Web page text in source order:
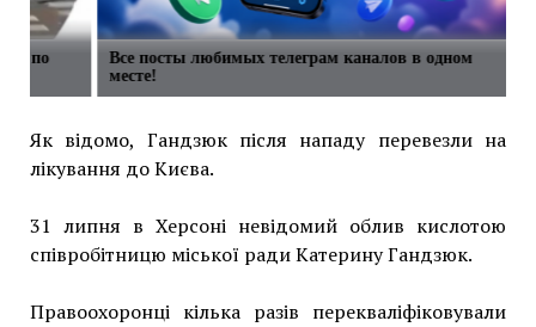
по
Все посты любимых телеграм каналов в одном
месте!
Як відомо, Гандзюк після нападу перевезли на
лікування до Києва.
31 липня в Херсоні невідомий облив кислотою
співробітницю міської ради Катерину Гандзюк.
Правоохоронці кілька разів перекваліфіковували